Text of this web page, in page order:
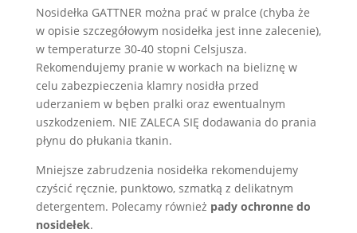
Nosidełka GATTNER można prać w pralce (chyba że
w opisie szczegółowym nosidełka jest inne zalecenie),
w temperaturze 30-40 stopni Celsjusza.
Rekomendujemy pranie w workach na bieliznę w
celu zabezpieczenia klamry nosidła przed
uderzaniem w bęben pralki oraz ewentualnym
uszkodzeniem. NIE ZALECA SIĘ dodawania do prania
płynu do płukania tkanin.
Mniejsze zabrudzenia nosidełka rekomendujemy
czyścić ręcznie, punktowo, szmatką z delikatnym
detergentem. Polecamy również pady ochronne do
nosidełek.